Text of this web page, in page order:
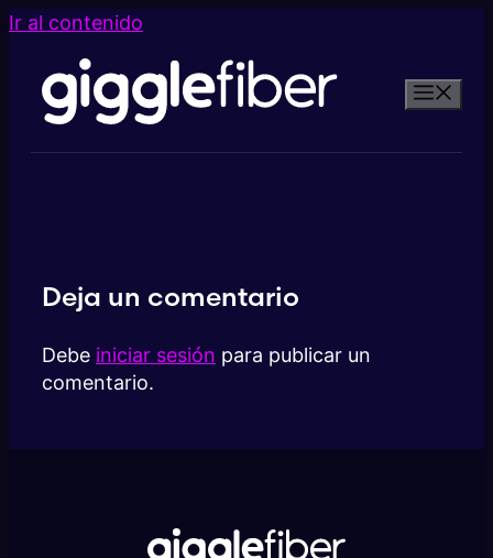
Ir al contenido
Deja un comentario
Debe iniciar sesión para publicar un
comentario.